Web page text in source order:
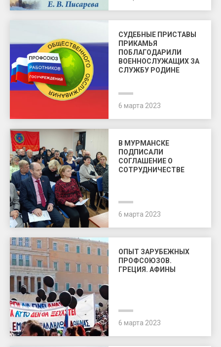
СУДЕБНЫЕ ПРИСТАВЫ
ПРИКАМЬЯ
ПОБЛАГОДАРИЛИ
ВОЕННОСЛУЖАЩИХ ЗА
СЛУЖБУ РОДИНЕ
6 марта 2023
В МУРМАНСКЕ
ПОДПИСАЛИ
СОГЛАШЕНИЕ О
СОТРУДНИЧЕСТВЕ
6 марта 2023
ОПЫТ ЗАРУБЕЖНЫХ
ПРОФСОЮЗОВ.
ГРЕЦИЯ. АФИНЫ
6 марта 2023